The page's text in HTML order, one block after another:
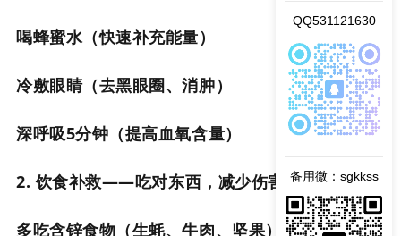
喝蜂蜜水（快速补充能量）
冷敷眼睛（去黑眼圈、消肿）
深呼吸5分钟（提高血氧含量）
2. 饮食补救——吃对东西，减少伤害
多吃含锌食物（生蚝、牛肉、坚果）
QQ531121630
备用微：sgkkss